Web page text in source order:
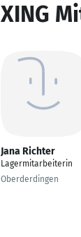
XING
Jana Richter
Lagermitarbeiterin
Oberderdingen